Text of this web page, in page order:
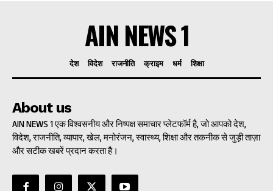
AIN NEWS 1
देश विदेश राजनीति क्राइम धर्म शिक्षा
About us
AIN NEWS 1 एक विश्वसनीय और निष्पक्ष समाचार प्लेटफॉर्म है, जो आपको देश,
विदेश, राजनीति, व्यापार, खेल, मनोरंजन, स्वास्थ्य, शिक्षा और तकनीक से जुड़ी ताज़ा
और सटीक खबरें प्रदान करता है।